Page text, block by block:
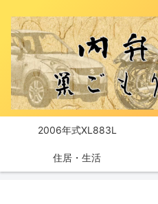
2006年式XL883L
住居・生活